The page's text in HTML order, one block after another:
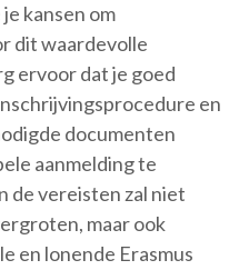
kansen om
dit waardevolle
ervoor dat je goed
en
documenten
aanmelding te
de vereisten zal niet
maar ook
en lonende Erasmus